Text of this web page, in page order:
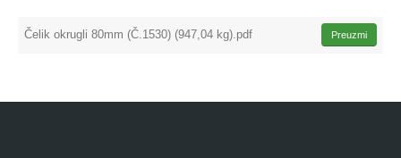
Čelik okrugli 80mm (Č.1530) (947,04 kg).pdf Preuzmi